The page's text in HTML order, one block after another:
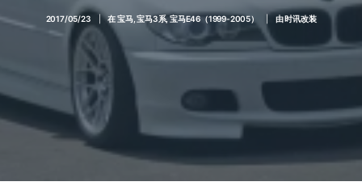
2017/05/23 在宝马 ,宝马3系, 宝马E46（1999-2005） 由时讯改装